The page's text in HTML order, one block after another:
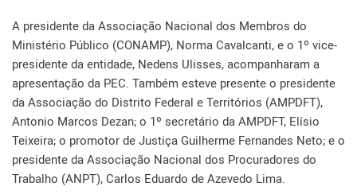
A presidente da Associação Nacional dos Membros do
Ministério Público (CONAMP), Norma Cavalcanti, e o 1º vice-
presidente da entidade, Nedens Ulisses, acompanharam a
apresentação da PEC. Também esteve presente o presidente
da Associação do Distrito Federal e Territórios (AMPDFT),
Antonio Marcos Dezan; o 1º secretário da AMPDFT, Elísio
Teixeira; o promotor de Justiça Guilherme Fernandes Neto; e o
presidente da Associação Nacional dos Procuradores do
Trabalho (ANPT), Carlos Eduardo de Azevedo Lima.